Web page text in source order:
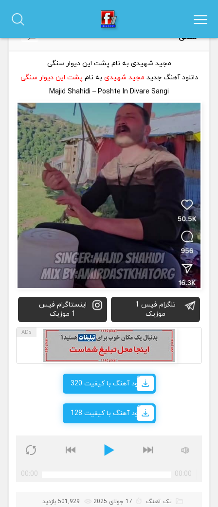
دانلود آهنگ مجید شهیدی به نام پشت این دیوار
سنگی
نظر
مجید شهیدی به نام پشت این دیوار سنگی
دانلود آهنگ جدید مجید شهیدی به نام پشت این دیوار سنگی
Majid Shahidi – Poshte In Divare Sangi
تلگرام فیس 1
موزیک
اینستاگرام فیس
1 موزیک
دانلود آهنگ با کیفیت 320
دانلود آهنگ با کیفیت 128
00:00
00:00
تک آهنگ 17 جولای 2025 501,929 بازدید